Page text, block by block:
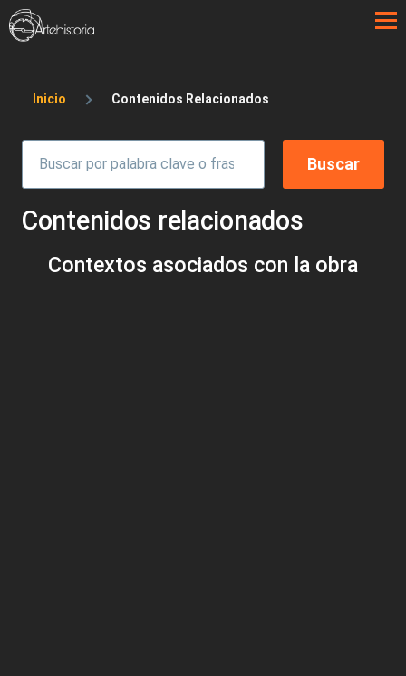
Pasar al contenido principal
Sobrescribir enlaces de ayuda a la
Inicio Contenidos Relacionados
Contenidos relacionados
Contextos asociados con la obra